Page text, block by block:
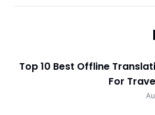
Top 10 Best Offline
For